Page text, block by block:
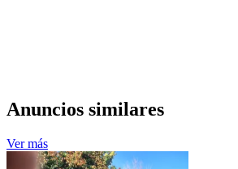
Anuncios similares
Ver más